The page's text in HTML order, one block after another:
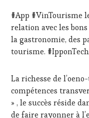
TERROIR,
RESTAURATEUR,
CHEF,
CUISINIER,
ŒNOLOGUE,
SALONS
INTERNATIONAUX
SPOT
BY ,
VIGNOBLES,
#App #VinTourisme
relation avec les
la gastronomie, des
tourisme.
La richesse de
compétences
» , le succès réside
de faire rayonner à